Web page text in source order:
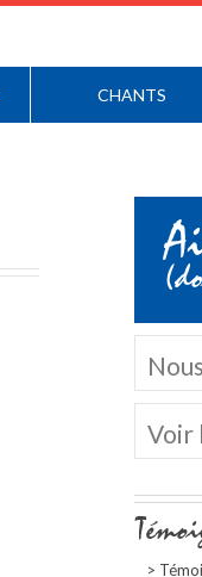
CHANTS
Voir